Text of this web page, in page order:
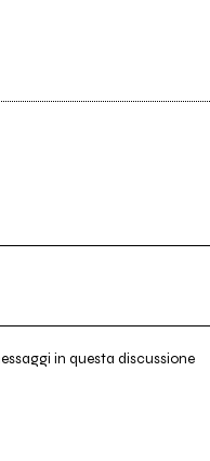
in questa discussione